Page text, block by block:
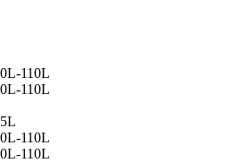
110L
110L
110L
110L